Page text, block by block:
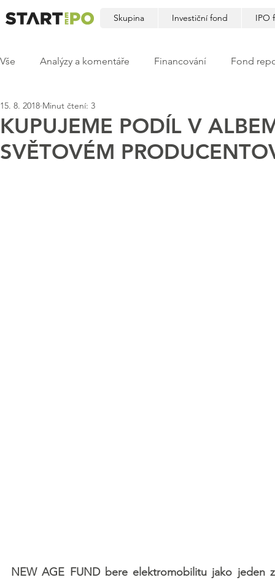
Skupina Investiční fond IPO
Vše Analýzy a komentáře Financování Fond
KUPUJEME PODÍL V
SVĚTOVÉM
15. 8. 2018 Minut čtení: 3
NEW AGE FUND bere elektromobilitu jako jeden